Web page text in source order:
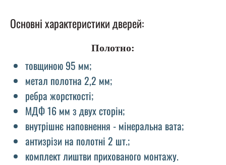
Основні характеристики дверей:
Полотно:
товщиною 95 мм;
метал полотна 2,2 мм;
ребра жорсткості;
МДФ 16 мм з двух сторін;
внутрішнє наповнення - мінеральна вата;
антизрізи на полотні 2 шт.;
комплект лиштви прихованого монтажу.